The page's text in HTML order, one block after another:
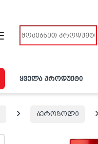
ყველა პროდუქტი
აეროზოლი